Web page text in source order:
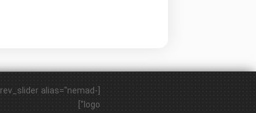
[rev_slider alias="nemad-
logo"]